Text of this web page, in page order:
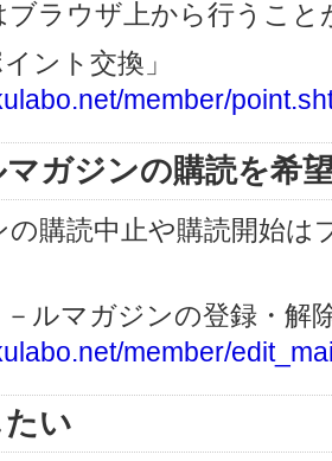
ブラウザ上から行うこと
ント交換」
member/
ガジンの購読を希
の購読中止や購読開始
－ルマガジンの登録・解
member/
い